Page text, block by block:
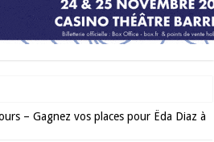
2026 : l’événement incontournable de
– Gagnez vos places pour Ëda Diaz à